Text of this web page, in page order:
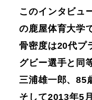
このインタビュ
の鹿屋体育大学
骨密度は20代プ
グビー選手と同
三浦雄一郎、85
そして2013年5